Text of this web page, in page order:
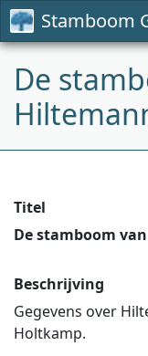
Stamboom
De
Titel
De stamboom
Beschrijving
Gegevens over
Holtkamp.